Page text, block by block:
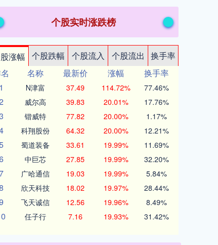
个股实时涨跌榜
涨幅 个股跌幅 个股流入 个股流出
换手率
名称 最新价 涨幅
换手率
1
N津富 37.49 114.72% 77.46%
威尔高 39.83 20.01% 17.76%
锴威特 77.82 20.00% 1.17%
科翔股份 64.32 20.00% 12.21%
蜀道装备 33.61 19.99% 11.69%
中巨芯 27.85 19.99% 32.20%
广哈通信 19.03 19.99% 5.84%
欣天科技 18.02 19.97% 28.44%
飞天诚信 12.56 19.96% 8.49%
任子行 7.16 19.93% 31.42%